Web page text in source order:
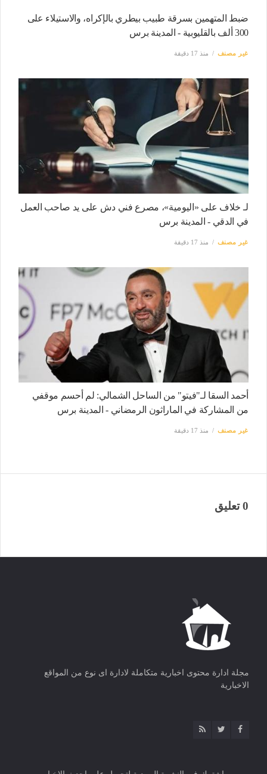
ضبط المتهمين بسرقة طبيب بيطري بالإكراه، والاستيلاء على
300 ألف بالقليوبية - المدينة برس
غير مصنف منذ 17 دقيقة
لـ خلاف على «اليومية»، مصرع فني دش على يد صاحب العمل
في الدقي - المدينة برس
غير مصنف منذ 17 دقيقة
أحمد السقا لـ"فيتو" من الساحل الشمالي: لم أحسم موقفي
من المشاركة في الماراثون الرمضاني - المدينة برس
غير مصنف منذ 17 دقيقة
0 تعليق
مجلة ادارة محتوى اخبارية متكاملة لادارة اى نوع من المواقع
الاخبارية